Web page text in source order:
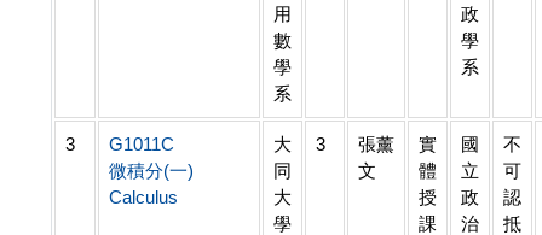
用
數
學
系
政
學
系
3
G1011C
微積分(一)
Calculus
大
同
大
學
3
張薰
文
實
體
授
課
國
立
政
治
不
可
認
抵